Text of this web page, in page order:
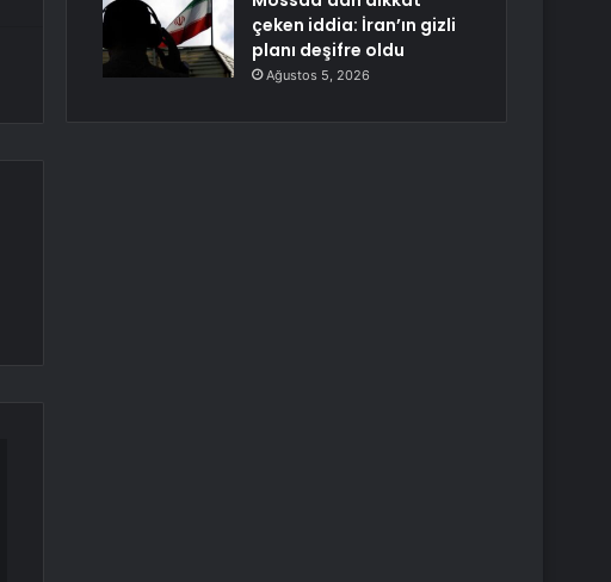
çeken iddia: İran’ın gizli
planı deşifre oldu
Ağustos 5, 2026